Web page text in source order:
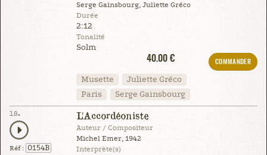
Serge Gainsbourg, Juliette Gréco
Durée
2:12
Tonalité
Solm
40.00 €
COMMANDER
Musette
Juliette Gréco
Paris
Serge Gainsbourg
18.
Réf : 0154B
L'Accordéoniste
Auteur / Compositeur
Michel Emer, 1942
Interprète(s)